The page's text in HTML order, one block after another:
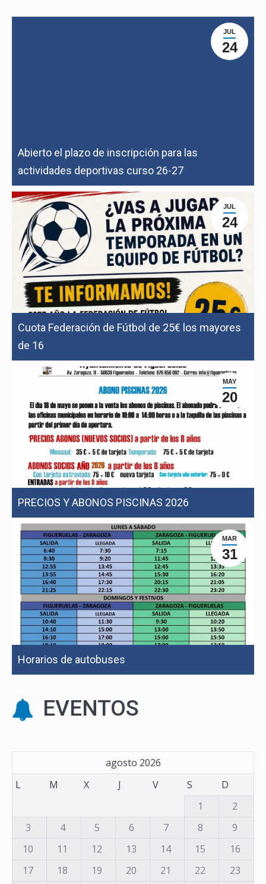
JUL
24
Abierto el plazo de inscripción para las
actividades deportivas curso 26-27
JUL
24
Cuota Federación de Fútbol de 25€ los mayores
de 16
MAY
20
PRECIOS Y ABONOS PISCINAS 2026
MAR
31
Horarios de autobuses
EVENTOS
agosto 2026
L
M X J V S
D
1
2
3
4 5 6 7 8
9
10
11 12 13 14 15
16
17
18 19 20 21 22
23